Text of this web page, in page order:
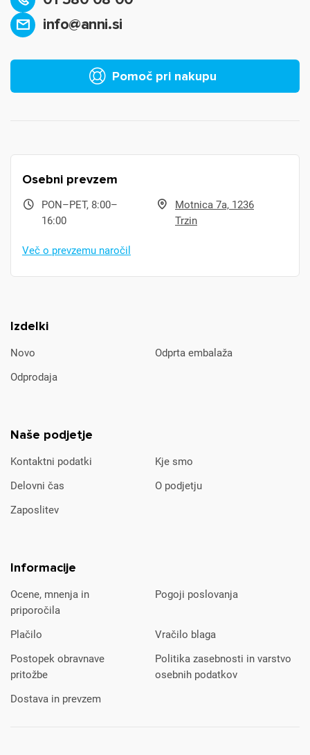
info@anni.si
Pomoč pri nakupu
Izdelki
Novo
Odprta embalaža
Odprodaja
Naše podjetje
Kontaktni podatki
Kje smo
Delovni čas
O podjetju
Zaposlitev
Informacije
Ocene, mnenja in
priporočila
Pogoji poslovanja
Plačilo
Vračilo blaga
Postopek obravnave
pritožbe
Politika zasebnosti in varstvo
osebnih podatkov
Dostava in prevzem
Osebni prevzem
PON–PET, 8:00–
16:00
Motnica 7a, 1236
Trzin
Več o prevzemu naročil